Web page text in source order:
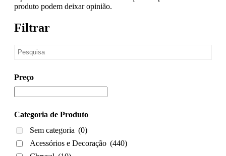
produto podem deixar opinião.
Filtrar
Preço
Categoria de Produto
Sem categoria (0)
Acessórios e Decoração (440)